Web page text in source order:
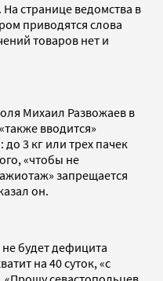
странице ведомства в
приводятся слова
товаров нет и
Михаил Развожаев в
вводится»
3 кг или трех пачек
«чтобы не
запрещается
он.
будет дефицита
на 40 суток, «с